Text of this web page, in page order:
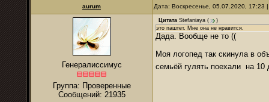
аurum Дата: Воскресенье, 05.07.2020,
Генералиссимус
Группа: Проверенные
Сообщений: 21935
Цитата Stefaniaya (
)
это паштет. Мне она не нравится.
Дада. Вообще не то ((
Моя логопед так скинула в
семьёй гулять поехали на